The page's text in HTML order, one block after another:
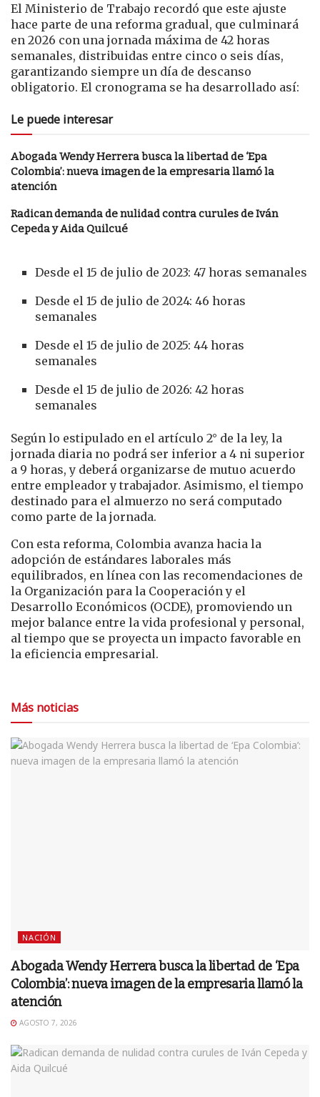
El Ministerio de Trabajo recordó que este ajuste
hace parte de una reforma gradual, que culminará
en 2026 con una jornada máxima de 42 horas
semanales, distribuidas entre cinco o seis días,
garantizando siempre un día de descanso
obligatorio. El cronograma se ha desarrollado así:
Le puede interesar
Abogada Wendy Herrera busca la libertad de ‘Epa
Colombia’: nueva imagen de la empresaria llamó la
atención
Radican demanda de nulidad contra curules de Iván
Cepeda y Aida Quilcué
Desde el 15 de julio de 2023: 47 horas semanales
Desde el 15 de julio de 2024: 46 horas
semanales
Desde el 15 de julio de 2025: 44 horas
semanales
Desde el 15 de julio de 2026: 42 horas
semanales
Según lo estipulado en el artículo 2° de la ley, la
jornada diaria no podrá ser inferior a 4 ni superior
a 9 horas, y deberá organizarse de mutuo acuerdo
entre empleador y trabajador. Asimismo, el tiempo
destinado para el almuerzo no será computado
como parte de la jornada.
Con esta reforma, Colombia avanza hacia la
adopción de estándares laborales más
equilibrados, en línea con las recomendaciones de
la Organización para la Cooperación y el
Desarrollo Económicos (OCDE), promoviendo un
mejor balance entre la vida profesional y personal,
al tiempo que se proyecta un impacto favorable en
la eficiencia empresarial.
Más noticias
NACIÓN
Abogada Wendy Herrera busca la libertad de ‘Epa
Colombia’: nueva imagen de la empresaria llamó la
atención
AGOSTO 7, 2026